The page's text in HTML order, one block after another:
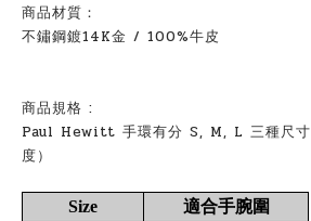
商品材質：
不鏽鋼鍍14K金 / 100%牛皮
商品規格 :
Paul Hewitt 手環有分 S, M, L 三種尺寸
度）
Size 適合手腕圍